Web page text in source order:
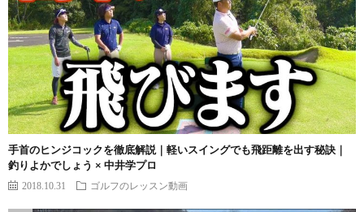
手首のヒンジコックを徹底解説｜軽いスイングでも飛距離を出す秘訣｜
釣りよかでしょう × 中井学プロ
2018.10.31 ゴルフのレッスン動画